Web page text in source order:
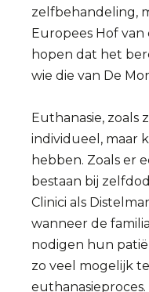
zelfbehandeling,
Europees Hof
hopen dat het
wie die van De
Euthanasie, zoals
individueel, maar
hebben. Zoals er
bestaan bij
Clinici als
wanneer de
nodigen hun
zo veel mogelijk